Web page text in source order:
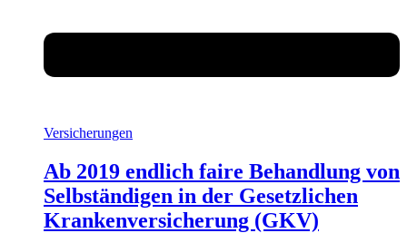
Versicherungen
Ab 2019 endlich faire Behandlung von
Selbständigen in der Gesetzlichen
Krankenversicherung (GKV)